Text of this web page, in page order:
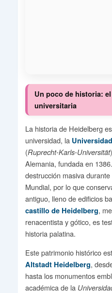
Un poco de historia:
universitaria
La historia de Heidelberg
universidad, la
(Ruprecht-Karls-Universität
Alemania, fundada en
destrucción masiva
Mundial, por lo que
antiguo, lleno de edificios
castillo de Heidelberg,
renacentista y gótico, es
historia palatina.
Este patrimonio histórico
Altstadt Heidelberg,
hasta los monumentos
académica de la